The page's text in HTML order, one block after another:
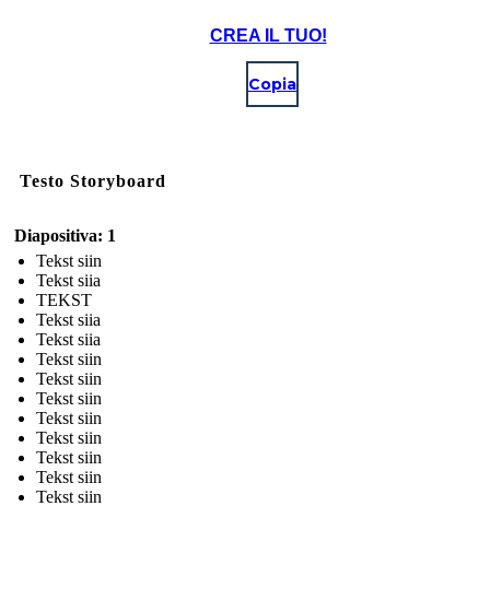
CREA IL TUO!
Copia
Testo Storyboard
Diapositiva: 1
Tekst siin
Tekst siia
TEKST
Tekst siia
Tekst siia
Tekst siin
Tekst siin
Tekst siin
Tekst siin
Tekst siin
Tekst siin
Tekst siin
Tekst siin